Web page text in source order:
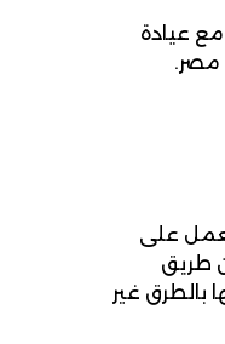
مع عيادة
مصر.
على
طريق
بالطرق غير